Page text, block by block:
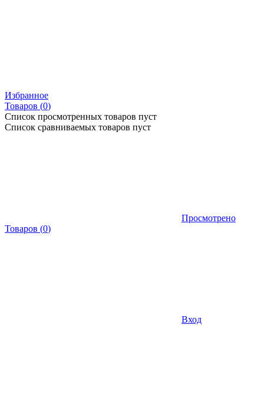
Избранное
Товаров (0)
Список просмотренных товаров пуст
Список сравниваемых товаров пуст
Просмотрено
Товаров (0)
Вход